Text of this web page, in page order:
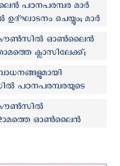
പഠനപരമ്പര മാര്‍
ചെയ്യും; മാര്‍
അനുഗ്രഹ പ്രഭാഷണം
കൗൺസിൽ ഓൺലൈൻ
ക്ലാസിലേക്ക്;
മാർ ജോസഫ്
പഠനപരമ്പരയുടെ
നാളെ
കൗൺസില്‍
ഓണ്‍ലൈന്‍